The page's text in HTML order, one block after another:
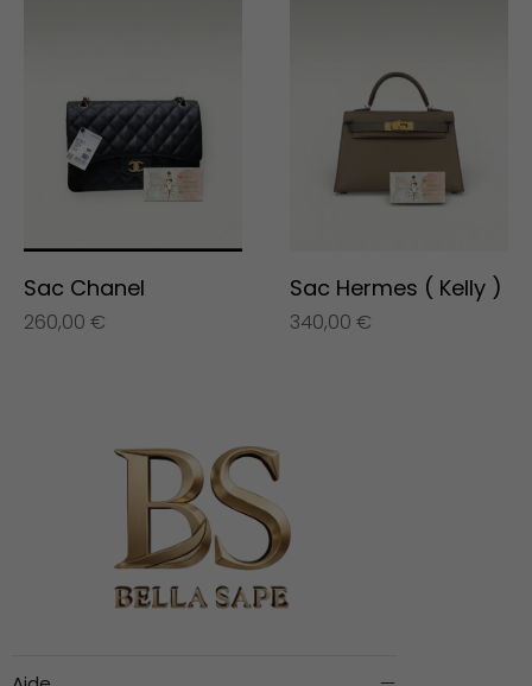
Sac Chanel
260,00 €
Sac Hermes ( Kelly )
340,00 €